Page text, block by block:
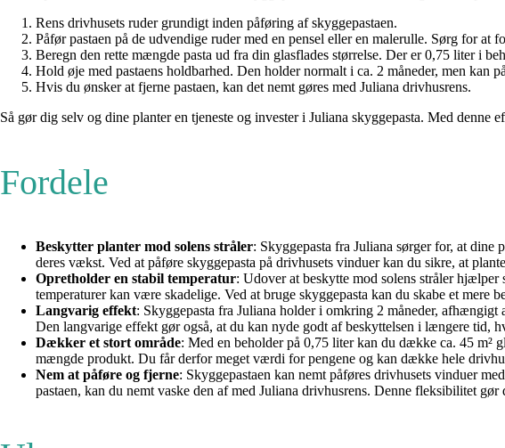
Rens drivhusets ruder grundigt inden påføring af skyggepastaen.
Påfør pastaen på de udvendige ruder med en pensel eller en malerulle. Sørg for at
Beregn den rette mængde pasta ud fra din glasflades størrelse. Der er 0,75 liter i
Hold øje med pastaens holdbarhed. Den holder normalt i ca. 2 måneder, men kan
Hvis du ønsker at fjerne pastaen, kan det nemt gøres med Juliana drivhusrens.
Så gør dig selv og dine planter en tjeneste og invester i Juliana skyggepasta. Med
Fordele
Beskytter planter mod solens stråler: Skyggepasta fra Juliana sørger for, at dine
deres vækst. Ved at påføre skyggepasta på drivhusets vinduer kan du sikre, at
Opretholder en stabil temperatur: Udover at beskytte mod solens stråler hjælper
temperaturer kan være skadelige. Ved at bruge skyggepasta kan du skabe et mere
Langvarig effekt: Skyggepasta fra Juliana holder i omkring 2 måneder,
Den langvarige effekt gør også, at du kan nyde godt af beskyttelsen i længere
Dækker et stort område: Med en beholder på 0,75 liter kan du dække ca. 45 m²
mængde produkt. Du får derfor meget værdi for pengene og kan dække hele
Nem at påføre og fjerne: Skyggepastaen kan nemt påføres drivhusets vinduer
pastaen, kan du nemt vaske den af med Juliana drivhusrens. Denne fleksibilitet